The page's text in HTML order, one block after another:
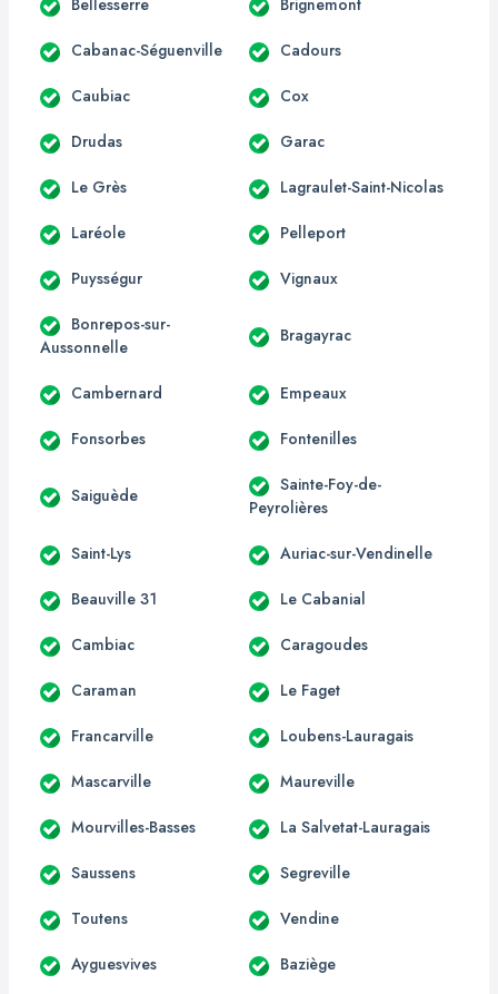
Cabanac-Séguenville Cadours
Caubiac Cox
Drudas Garac
Le Grès Lagraulet-Saint-Nicolas
Laréole Pelleport
Puysségur Vignaux
Bonrepos-sur-
Aussonnelle
Bragayrac
Cambernard Empeaux
Fonsorbes Fontenilles
Saiguède
Sainte-Foy-de-
Peyrolières
Saint-Lys Auriac-sur-Vendinelle
Beauville 31 Le Cabanial
Cambiac Caragoudes
Caraman Le Faget
Francarville Loubens-Lauragais
Mascarville Maureville
Mourvilles-Basses La Salvetat-Lauragais
Saussens Segreville
Toutens Vendine
Ayguesvives Baziège